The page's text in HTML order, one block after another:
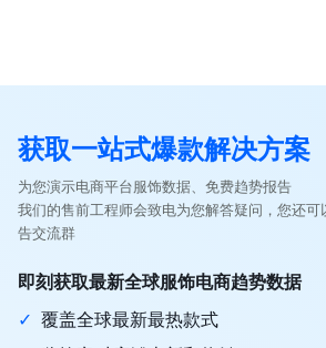
获取一站式爆款解决方案
为您演示电商平台服饰数据、免费趋势报告
我们的售前工程师会致电为您解答疑问，您还
告交流群
即刻获取最新全球服饰电商趋势数据
✓ 覆盖全球最新最热款式